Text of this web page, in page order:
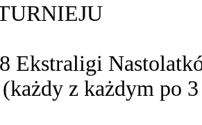
8 Ekstraligi
z każdym po